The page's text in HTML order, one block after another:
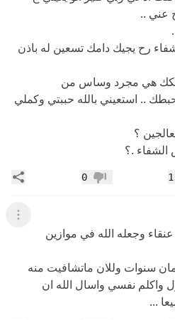
عني ..
رح يجيك دامك تسعين له باذن
هي مجرد وساس من
.. استعيني بالله حببتي وكملي
؟
.؟
1 عدم إعجاب
0
عرض
وجعله الله في موازين
سنوات وللان ماتشافيت منه
نفسي واسال الله ان
...